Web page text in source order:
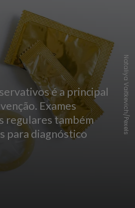
é a principal
Exames
regulares também
para diagnóstico
Nataliya Vaitkevich/Pexels